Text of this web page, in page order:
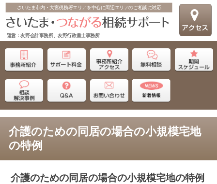
さいたま市内・大宮税務署エリアを中心に周辺エリアのご相談に対応
運営：友野会計事務所、友野行政書士事務所
介護のための同居の場合の小規模宅地
の特例
介護のための同居の場合の小規模宅地の特例